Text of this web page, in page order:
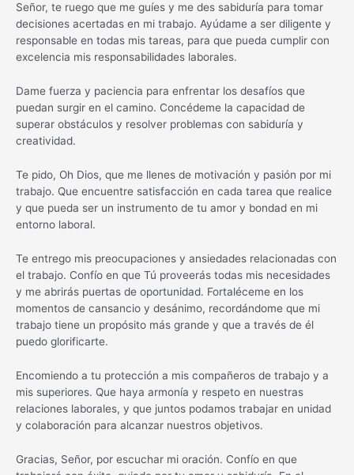
Señor, te ruego que me guíes y me des sabiduría para tomar
decisiones acertadas en mi trabajo. Ayúdame a ser diligente y
responsable en todas mis tareas, para que pueda cumplir con
excelencia mis responsabilidades laborales.
Dame fuerza y paciencia para enfrentar los desafíos que
puedan surgir en el camino. Concédeme la capacidad de
superar obstáculos y resolver problemas con sabiduría y
creatividad.
Te pido, Oh Dios, que me llenes de motivación y pasión por mi
trabajo. Que encuentre satisfacción en cada tarea que realice
y que pueda ser un instrumento de tu amor y bondad en mi
entorno laboral.
Te entrego mis preocupaciones y ansiedades relacionadas con
el trabajo. Confío en que Tú proveerás todas mis necesidades
y me abrirás puertas de oportunidad. Fortaléceme en los
momentos de cansancio y desánimo, recordándome que mi
trabajo tiene un propósito más grande y que a través de él
puedo glorificarte.
Encomiendo a tu protección a mis compañeros de trabajo y a
mis superiores. Que haya armonía y respeto en nuestras
relaciones laborales, y que juntos podamos trabajar en unidad
y colaboración para alcanzar nuestros objetivos.
Gracias, Señor, por escuchar mi oración. Confío en que